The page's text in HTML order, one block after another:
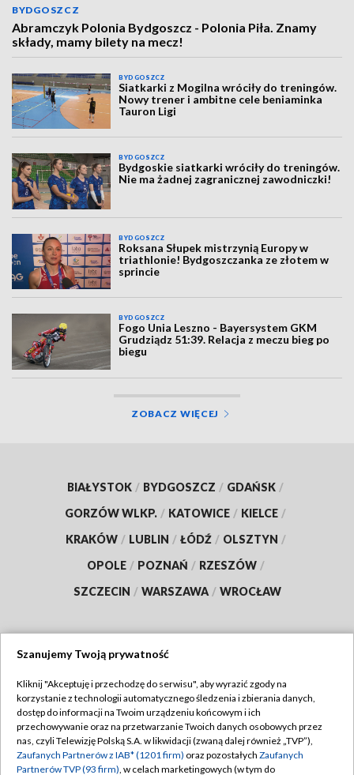
BYDGOSZCZ
Abramczyk Polonia Bydgoszcz - Polonia Piła. Znamy
składy, mamy bilety na mecz!
BYDGOSZCZ
Siatkarki z Mogilna wróciły do treningów.
Nowy trener i ambitne cele beniaminka
Tauron Ligi
BYDGOSZCZ
Bydgoskie siatkarki wróciły do treningów.
Nie ma żadnej zagranicznej zawodniczki!
BYDGOSZCZ
Roksana Słupek mistrzynią Europy w
triathlonie! Bydgoszczanka ze złotem w
sprincie
BYDGOSZCZ
Fogo Unia Leszno - Bayersystem GKM
Grudziądz 51:39. Relacja z meczu bieg po
biegu
ZOBACZ WIĘCEJ
BIAŁYSTOK / BYDGOSZCZ / GDAŃSK /
GORZÓW WLKP. / KATOWICE / KIELCE /
KRAKÓW / LUBLIN / ŁÓDŹ / OLSZTYN /
OPOLE / POZNAŃ / RZESZÓW /
SZCZECIN / WARSZAWA / WROCŁAW
TVP
Abonament TVP
Emisja w TVP
Regulamin TVP
Polityka prywatności
Szanujemy Twoją prywatność
Kliknij "Akceptuję i przechodzę do serwisu", aby wyrazić zgody na
korzystanie z technologii automatycznego śledzenia i zbierania danych,
dostęp do informacji na Twoim urządzeniu końcowym i ich
przechowywanie oraz na przetwarzanie Twoich danych osobowych przez
nas, czyli Telewizję Polską S.A. w likwidacji (zwaną dalej również „TVP”),
Zaufanych Partnerów z IAB* (1201 firm) oraz pozostałych Zaufanych
Partnerów TVP (93 firm), w celach marketingowych (w tym do